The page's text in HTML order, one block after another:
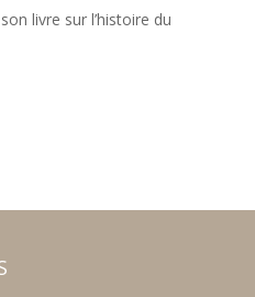
livre sur l’histoire du